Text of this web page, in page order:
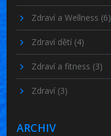
Zdraví a Wellness (6)
Zdraví dětí (4)
Zdraví a fitness (3)
Zdraví (3)
ARCHIV